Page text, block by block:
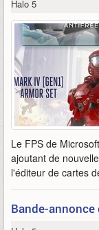
Halo 5
Le FPS de
ajoutant de
l'éditeur de cartes
Bande-annonce